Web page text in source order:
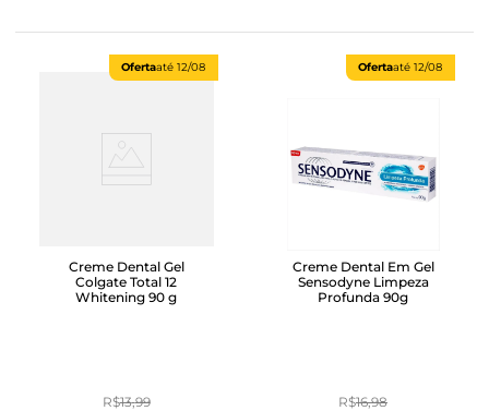
Ofertaaté 12/08
Creme Dental Gel
Colgate Total 12
Whitening 90 g
R$13,99
Ofertaaté 12/08
Creme Dental Em Gel
Sensodyne Limpeza
Profunda 90g
R$16,98